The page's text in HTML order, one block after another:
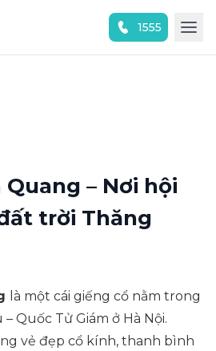
1555
– Nơi hội
trời Thăng
là một cái giếng cổ nằm trong
Quốc Tử Giám ở Hà Nội.
vẻ đẹp cổ kính, thanh bình